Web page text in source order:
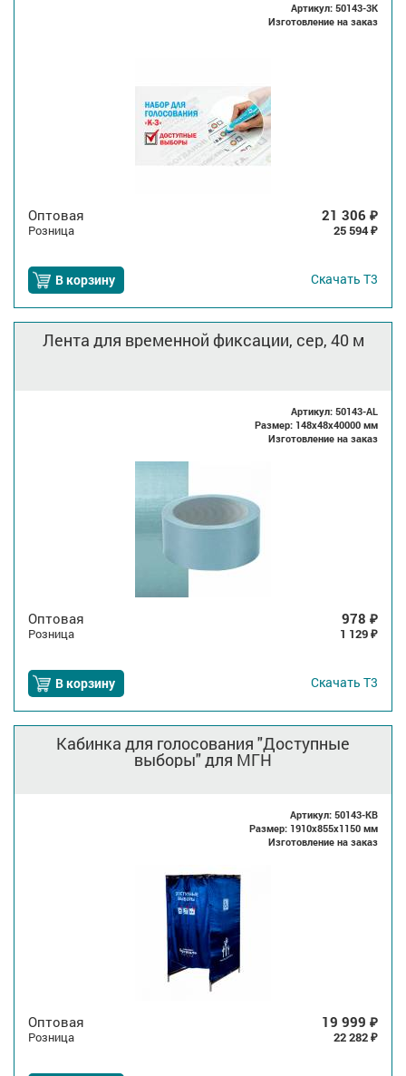
Артикул: 50143-3K
Изготовление на заказ
Оптовая 21 306 ₽
Розница 25 594 ₽
В корзину Скачать Т3
Лента для временной фиксации, сер, 40 м
Артикул: 50143-AL
Размер: 148x48x40000 мм
Изготовление на заказ
Оптовая 978 ₽
Розница 1 129 ₽
В корзину Скачать Т3
Кабинка для голосования "Доступные
выборы" для МГН
Артикул: 50143-KB
Размер: 1910x855x1150 мм
Изготовление на заказ
Оптовая 19 999 ₽
Розница 22 282 ₽